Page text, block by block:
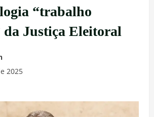
“trabalho
da Justiça Eleitoral
2025